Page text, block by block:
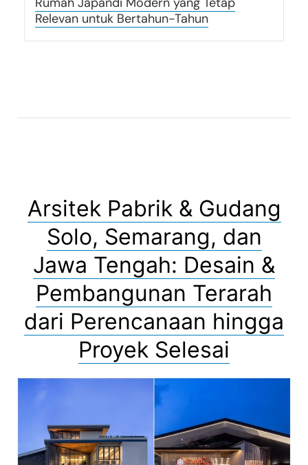
Relevan untuk Bertahun-Tahun
Arsitek Pabrik & Gudang
Solo, Semarang, dan
Jawa Tengah: Desain &
Pembangunan Terarah
dari Perencanaan hingga
Proyek Selesai